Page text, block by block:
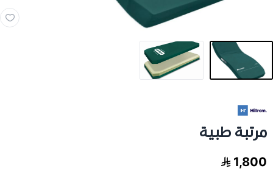
العناية بالشعر
العناية الصحية
الفيتامينات والمكملات الغذاية
مرتبة طبية
1,800